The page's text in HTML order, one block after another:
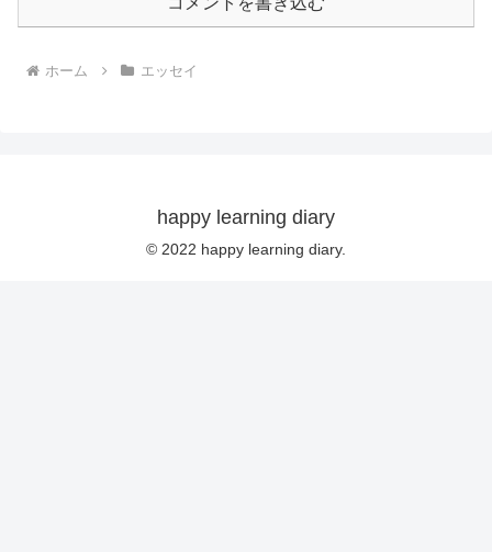
ホーム エッセイ
happy learning diary
© 2022 happy learning diary.